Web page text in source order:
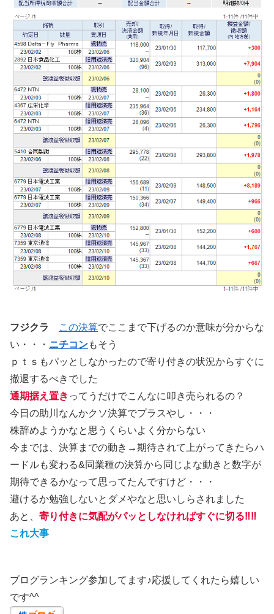
フジクラ この決算でここまで下げるのか意味が分からな
い・・・ ニチコンもそう
ｐｔｓもパッとしなかったので寄り付きの状況からすぐに
撤退するべきでした
通期据え置き ってうだけでこんなに叩き売られるの？
今日の助川なんかクソ決算でプラスやし・・・
株辞めようかなと思うくらいよく分からない
今までは、決算までの動き→期待されて上がってきたらハ
ードルも変わる&同業種の決算から同じよな動きと数字が
期待できるかなって思ってたんですけど・・・
避けるか勉強しないとダメやなと思いしらされました
あと、 寄り付きに気配がパッとしなければすぐに切る‼‼
これ大事
ブログランキング参加してます♪応援してくれたら嬉しい
です^^